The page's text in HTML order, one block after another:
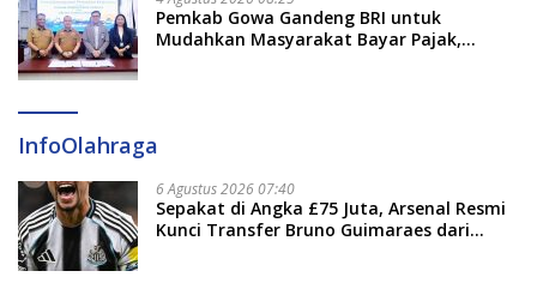
Pemkab Gowa Gandeng BRI untuk
Mudahkan Masyarakat Bayar Pajak,
InfoOlahraga
6 Agustus 2026 07:40
Sepakat di Angka £75 Juta, Arsenal Resmi
Kunci Transfer Bruno Guimaraes dari